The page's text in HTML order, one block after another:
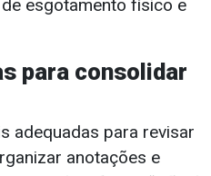
esgotamento físico e
para consolidar
adequadas para revisar
anotações e